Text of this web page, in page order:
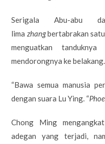
Serigala Abu-abu
lima zhangbertabrakan satu
menguatkan
mendorongnya ke belakang.
“Bawa semua manusia
dengan suara Lu Ying. “
Chong Ming
adegan yang terjadi,